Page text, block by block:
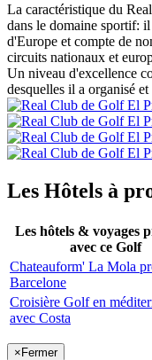
La caractéristique du
dans le domaine sportif:
d'Europe et compte de
circuits nationaux et
Un niveau d'excellence
desquelles il a organisé
Les Hôtels à
Les hôtels & voyages
avec ce Golf
Chateauform' La Mola
Barcelone
Croisière Golf en
avec Costa
×Fermer